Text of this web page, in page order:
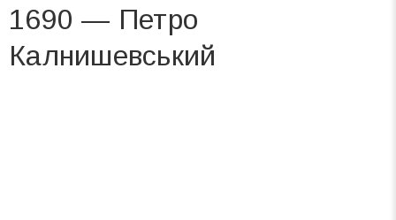
1690 — Петро
Калнишевський